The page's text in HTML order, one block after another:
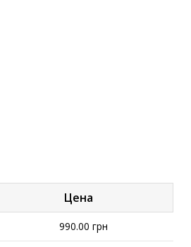
Цена
990.00 грн